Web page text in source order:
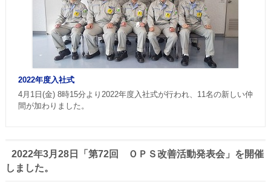
2022年度入社式
4月1日(金) 8時15分より2022年度入社式が行われ、11名の新しい仲
間が加わりました。
2022年3月28日「第72回 ＯＰＳ改善活動発表会」を開催
しました。